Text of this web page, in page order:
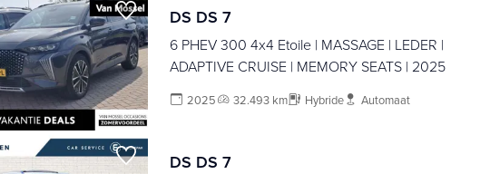
DS DS 7
6 PHEV 300 4x4 Etoile | MASSAGE | LEDER |
ADAPTIVE CRUISE | MEMORY SEATS | 2025
2025 32.493 km Hybride Automaat
DS DS 7